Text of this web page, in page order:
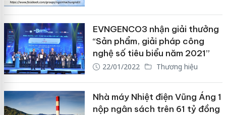
EVNGENCO3 nhận giải thưởng
“Sản phẩm, giải pháp công
nghệ số tiêu biểu năm 2021”
22/01/2022 Thương hiệu
Nhà máy Nhiệt điện Vũng Áng 1
nộp ngân sách trên 61 tỷ đồng